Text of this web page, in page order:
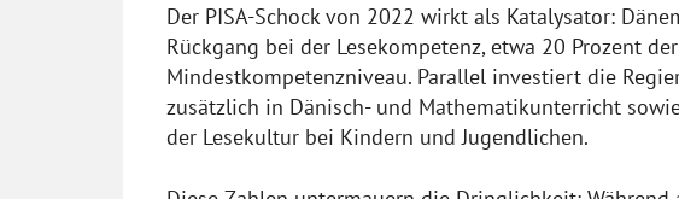
Der PISA-Schock von 2022 wirkt als Katalysator:
Rückgang bei der Lesekompetenz, etwa 20 Prozent
Mindestkompetenzniveau. Parallel investiert die
zusätzlich in Dänisch- und Mathematikunterricht
der Lesekultur bei Kindern und Jugendlichen.